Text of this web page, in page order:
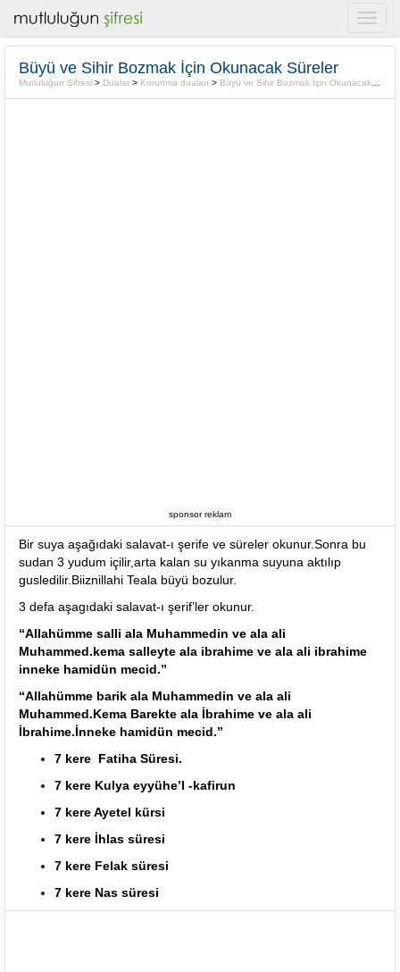
Büyü ve Sihir Bozmak İçin Okunacak Süreler
Mutluluğun Şifresi > Dualar > Korunma duaları > Büyü ve Sihir Bozmak İçin Okunacak Süreler
sponsor reklam
Bir suya aşağıdaki salavat-ı şerife ve süreler okunur.Sonra bu
sudan 3 yudum içilir,arta kalan su yıkanma suyuna aktılıp
gusledilir.Biiznillahi Teala büyü bozulur.
3 defa aşagıdaki salavat-ı şerif’ler okunur.
“Allahümme salli ala Muhammedin ve ala ali
Muhammed.kema salleyte ala ibrahime ve ala ali ibrahime
inneke hamidün mecid.”
“Allahümme barik ala Muhammedin ve ala ali
Muhammed.Kema Barekte ala İbrahime ve ala ali
İbrahime.İnneke hamidün mecid.”
7 kere Fatiha Süresi.
7 kere Kulya eyyühe’l -kafirun
7 kere Ayetel kürsi
7 kere İhlas süresi
7 kere Felak süresi
7 kere Nas süresi